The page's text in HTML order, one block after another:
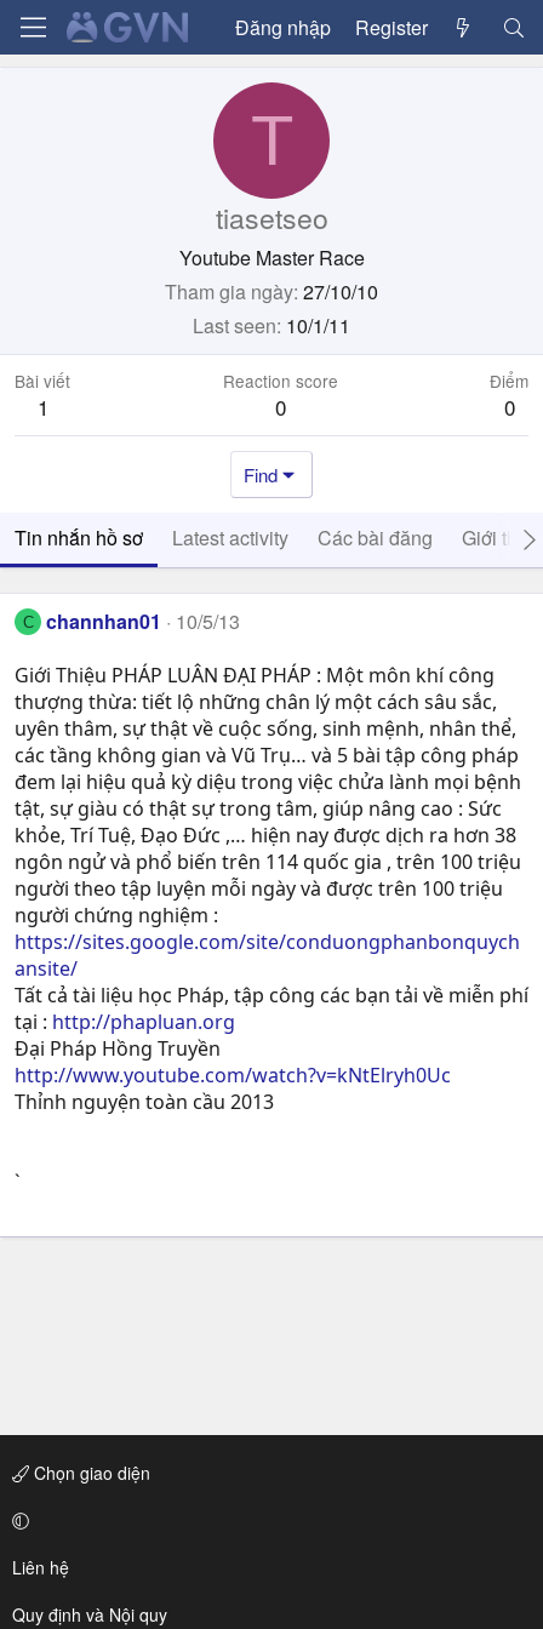
Đăng nhập Register
T
tiasetseo
Youtube Master Race
Tham gia ngày 27/10/10
Last seen 10/1/11
Bài viết
1
Reaction score
0
Điểm
0
Find
Tin nhắn hồ sơ Latest activity Các bài đăng Giới thiệu
C channhan01 10/5/13
Giới Thiệu PHÁP LUÂN ĐẠI PHÁP : Một môn khí công
thượng thừa: tiết lộ những chân lý một cách sâu sắc,
uyên thâm, sự thật về cuộc sống, sinh mệnh, nhân thể,
các tầng không gian và Vũ Trụ… và 5 bài tập công pháp
đem lại hiệu quả kỳ diệu trong việc chửa lành mọi bệnh
tật, sự giàu có thật sự trong tâm, giúp nâng cao : Sức
khỏe, Trí Tuệ, Ðạo Ðức ,… hiện nay được dịch ra hơn 38
ngôn ngử và phổ biến trên 114 quốc gia , trên 100 triệu
người theo tập luyện mỗi ngày và được trên 100 triệu
người chứng nghiệm :
https://sites.google.com/site/conduongphanbonquych
ansite/
Tất cả tài liệu học Pháp, tập công các bạn tải về miễn phí
tại : http://phapluan.org
Đại Pháp Hồng Truyền
http://www.youtube.com/watch?v=kNtElryh0Uc
Thỉnh nguyện toàn cầu 2013
`
Chọn giao diện
Liên hệ
Quy định và Nội quy